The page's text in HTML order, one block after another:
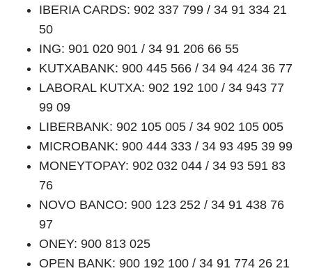
IBERIA CARDS: 902 337 799 / 34 91 334 21
50
ING: 901 020 901 / 34 91 206 66 55
KUTXABANK: 900 445 566 / 34 94 424 36 77
LABORAL KUTXA: 902 192 100 / 34 943 77
99 09
LIBERBANK: 902 105 005 / 34 902 105 005
MICROBANK: 900 444 333 / 34 93 495 39 99
MONEYTOPAY: 902 032 044 / 34 93 591 83
76
NOVO BANCO: 900 123 252 / 34 91 438 76
97
ONEY: 900 813 025
OPEN BANK: 900 192 100 / 34 91 774 26 21